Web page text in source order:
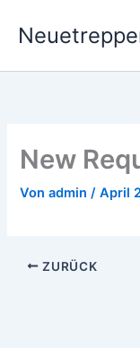
Inhalt
New
Vonadmin/April
ZURÜCK